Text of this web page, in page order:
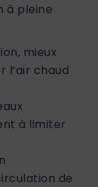
à pleine
mieux
l’air chaud
à limiter
de